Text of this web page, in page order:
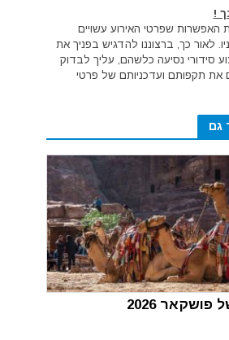
!
שפרטי האירוע עשויים
לאור כך, ברצוננו להדגיש בפניך את
סידורי נסיעה כלשהם, עליך לבדוק
את תקפותם ועדכניותם של פרטי
גם
2026